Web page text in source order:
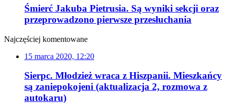
Śmierć Jakuba Pietrusia. Są wyniki sekcji oraz
przeprowadzono pierwsze przesłuchania
Najczęściej komentowane
15 marca 2020, 12:20
Sierpc. Młodzież wraca z Hiszpanii. Mieszkańcy
są zaniepokojeni (aktualizacja 2, rozmowa z
autokaru)